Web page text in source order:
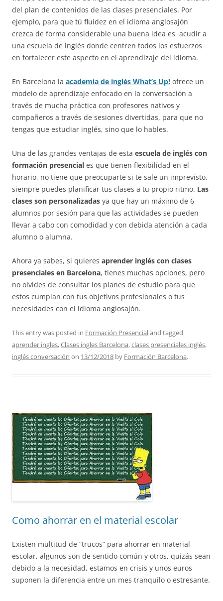
del plan de contenidos de las clases presenciales. Por
ejemplo, para que tú fluidez en el idioma anglosajón
crezca de forma considerable una buena idea es acudir a
una escuela de inglés donde centren todos los esfuerzos
en fortalecer este aspecto en el aprendizaje del idioma.
En Barcelona la academia de inglés What’s Up! ofrece un
modelo de aprendizaje enfocado en la conversación a
través de mucha práctica con profesores nativos y
compañeros a través de sesiones divertidas, para que no
tengas que estudiar inglés, sino que lo hables.
Una de las grandes ventajas de esta escuela de inglés con
formación presencial es que tienen flexibilidad en el
horario, no tiene que preocuparte si te sale un imprevisto,
siempre puedes planificar tus clases a tu propio ritmo. Las
clases son personalizadas ya que hay un máximo de 6
alumnos por sesión para que las actividades se pueden
llevar a cabo con comodidad y con debida atención a cada
alumno o alumna.
Ahora ya sabes, si quieres aprender inglés con clases
presenciales en Barcelona, tienes muchas opciones, pero
no olvides de consultar los planes de estudio para que
estos cumplan con tus objetivos profesionales o tus
necesidades con el idioma anglosajón.
This entry was posted in Formación Presencialand tagged
aprender ingles,Clases ingles Barcelona,clases presenciales inglés,
inglés conversación on 13/12/2018 by Formación Barcelona.
Como ahorrar en el material escolar
Existen multitud de “trucos” para ahorrar en material
escolar, algunos son de sentido común y otros, quizás sean
debido a la necesidad, estamos en crisis y unos euros
suponen la diferencia entre un mes tranquilo o estresante.